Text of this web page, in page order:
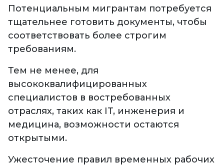
Потенциальным мигрантам потребуется
тщательнее готовить документы, чтобы
соответствовать более строгим
требованиям.
Тем не менее, для
высококвалифицированных
специалистов в востребованных
отраслях, таких как IT, инженерия и
медицина, возможности остаются
открытыми.
Ужесточение правил временных рабочих